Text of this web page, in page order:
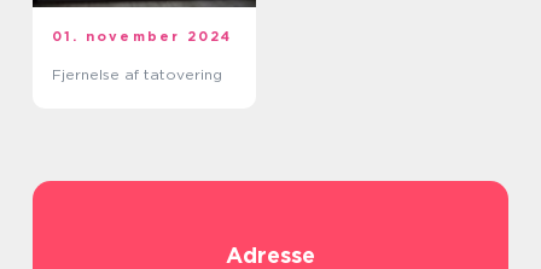
01. november 2024
Fjernelse af tatovering
Adresse